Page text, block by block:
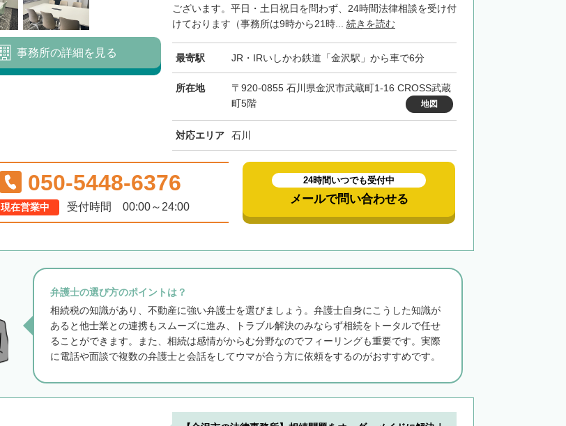
ございます。平日・土日祝日を問わず、24時間法律相談を受け付
けております（事務所は9時から21時... 続きを読む
最寄駅 JR・IRいしかわ鉄道「金沢駅」から車で6分
所在地
〒920-0855 石川県金沢市武蔵町1-16 CROSS武蔵
町5階
地図
対応エリア 石川
事務所の詳細を見る
050-5448-6376
現在営業中 受付時間 00:00～24:00
24時間いつでも受付中
メールで問い合わせる
弁護士の選び方のポイントは？
相続税の知識があり、不動産に強い弁護士を選びましょう。弁護士自身にこうした知識が
あると他士業との連携もスムーズに進み、トラブル解決のみならず相続をトータルで任せ
ることができます。また、相続は感情がからむ分野なのでフィーリングも重要です。実際
に電話や面談で複数の弁護士と会話をしてウマが合う方に依頼をするのがおすすめです。